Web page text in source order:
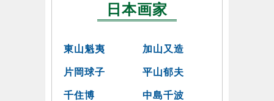
日本画家
東山魁夷 加山又造
片岡球子 平山郁夫
千住博 中島千波